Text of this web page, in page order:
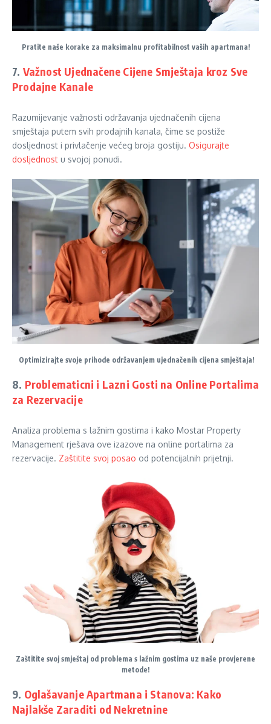
Pratite naše korake za maksimalnu profitabilnost vaših apartmana!
7. Važnost Ujednačene Cijene Smještaja kroz Sve
Prodajne Kanale
Razumijevanje važnosti održavanja ujednačenih cijena
smještaja putem svih prodajnih kanala, čime se postiže
dosljednost i privlačenje većeg broja gostiju. Osigurajte
dosljednost u svojoj ponudi.
Optimizirajte svoje prihode održavanjem ujednačenih cijena smještaja!
8. Problematicni i Lazni Gosti na Online Portalima
za Rezervacije
Analiza problema s lažnim gostima i kako Mostar Property
Management rješava ove izazove na online portalima za
rezervacije. Zaštitite svoj posao od potencijalnih prijetnji.
Zaštitite svoj smještaj od problema s lažnim gostima uz naše provjerene
metode!
9. Oglašavanje Apartmana i Stanova: Kako
Najlakše Zaraditi od Nekretnine